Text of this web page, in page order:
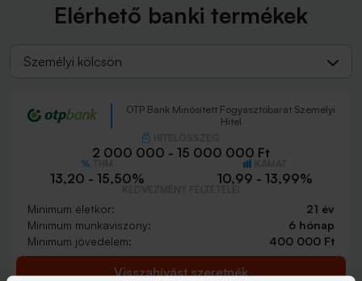
Elérhető banki termékek
Személyi kölcsön
OTP Bank Minősített Fogyasztóbarát Személyi
Hitel
2 000 000 - 15 000 000 Ft
13,20 - 15,50% 10,99 - 13,99%
Minimum életkor:
21 év
Minimum munkaviszony:
6 hónap
Minimum jövedelem:
400 000 Ft
Visszahívást szeretnék